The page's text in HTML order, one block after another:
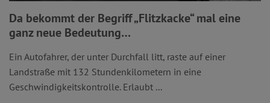
Da bekommt der Begriff „Flitzkacke“ mal eine
ganz neue Bedeutung…
Ein Autofahrer, der unter Durchfall litt, raste auf einer
Landstraße mit 132 Stundenkilometern in eine
Geschwindigkeitskontrolle. Erlaubt ...